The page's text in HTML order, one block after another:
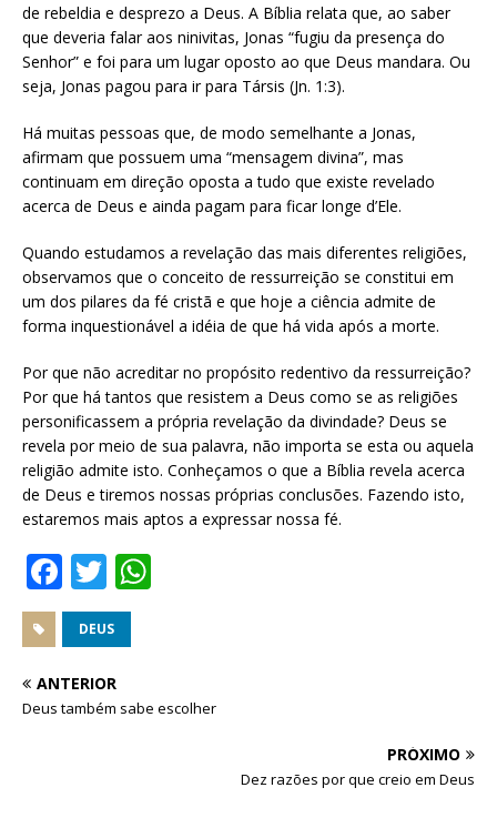
de rebeldia e desprezo a Deus. A Bíblia relata que, ao saber
que deveria falar aos ninivitas, Jonas “fugiu da presença do
Senhor” e foi para um lugar oposto ao que Deus mandara. Ou
seja, Jonas pagou para ir para Társis (Jn. 1:3).
Há muitas pessoas que, de modo semelhante a Jonas,
afirmam que possuem uma “mensagem divina”, mas
continuam em direção oposta a tudo que existe revelado
acerca de Deus e ainda pagam para ficar longe d’Ele.
Quando estudamos a revelação das mais diferentes religiões,
observamos que o conceito de ressurreição se constitui em
um dos pilares da fé cristã e que hoje a ciência admite de
forma inquestionável a idéia de que há vida após a morte.
Por que não acreditar no propósito redentivo da ressurreição?
Por que há tantos que resistem a Deus como se as religiões
personificassem a própria revelação da divindade? Deus se
revela por meio de sua palavra, não importa se esta ou aquela
religião admite isto. Conheçamos o que a Bíblia revela acerca
de Deus e tiremos nossas próprias conclusões. Fazendo isto,
estaremos mais aptos a expressar nossa fé.
F
a
c
e
b
T
w
it
te
r A
DEUS
ANTERIOR
Deus também sabe escolher
PRÓXIMO
Dez razões por que creio em Deus